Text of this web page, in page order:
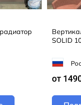
SOLID
от